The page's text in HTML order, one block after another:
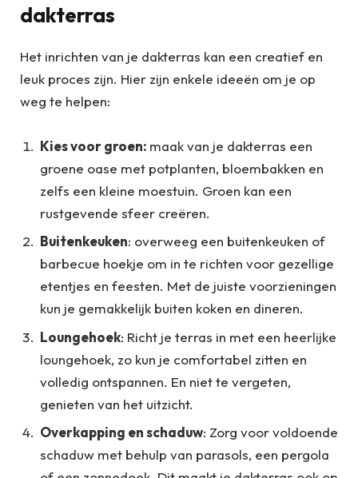
dakterras
Het inrichten van je dakterras kan een creatief en
leuk proces zijn. Hier zijn enkele ideeën om je op
weg te helpen:
Kies voor groen: maak van je dakterras een
groene oase met potplanten, bloembakken en
zelfs een kleine moestuin. Groen kan een
rustgevende sfeer creëren.
Buitenkeuken: overweeg een buitenkeuken of
barbecue hoekje om in te richten voor gezellige
etentjes en feesten. Met de juiste voorzieningen
kun je gemakkelijk buiten koken en dineren.
Loungehoek: Richt je terras in met een heerlijke
loungehoek, zo kun je comfortabel zitten en
volledig ontspannen. En niet te vergeten,
genieten van het uitzicht.
Overkapping en schaduw: Zorg voor voldoende
schaduw met behulp van parasols, een pergola